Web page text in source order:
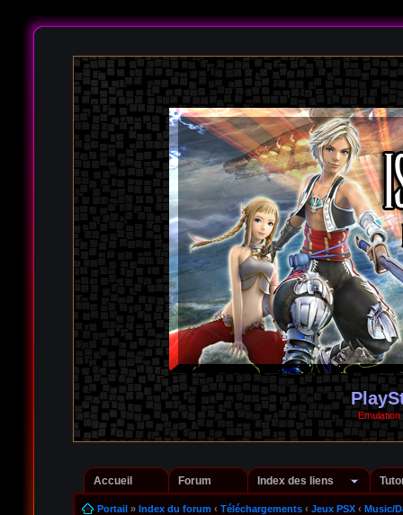
Accueil Forum Index des liens
Portail» Index du forum ‹ Téléchargements ‹ Jeux PSX ‹ Music/